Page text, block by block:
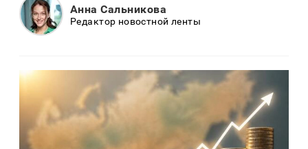
Анна Сальникова
Редактор новостной ленты